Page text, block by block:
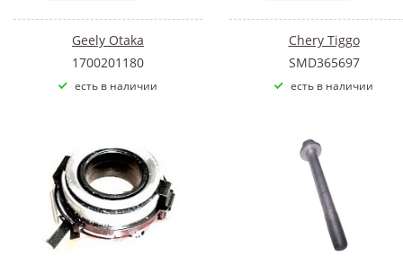
Geely Otaka
1700201180
есть в наличии
Chery Tiggo
SMD365697
есть в наличии